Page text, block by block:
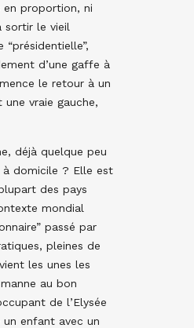
en proportion, ni
sortir le vieil
d’une gaffe à
le retour à un
vraie gauche,
déjà quelque peu
à domicile ? Elle est
des pays
mondial
passé par
pleines de
les unes les
au bon
de l’Elysée
enfant avec un